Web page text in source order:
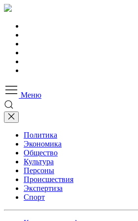
Меню
Политика
Экономика
Общество
Культура
Персоны
Происшествия
Экспертиза
Спорт